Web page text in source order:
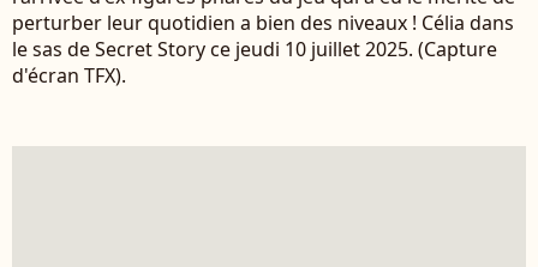
perturber leur quotidien a bien des niveaux ! Célia dans
le sas de Secret Story ce jeudi 10 juillet 2025. (Capture
d'écran TFX).